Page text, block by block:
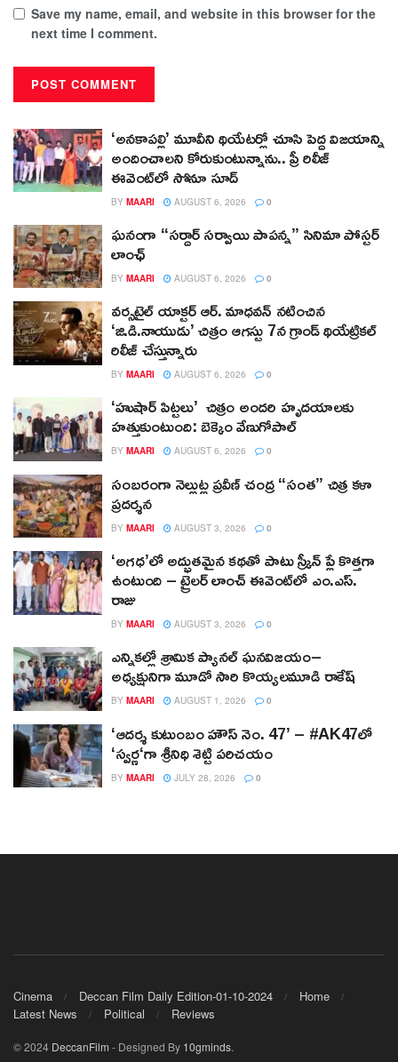
Save my name, email, and website in this browser for the
next time I comment.
‘అనకాపల్లి’ మూవీని థియేటర్లో చూసి పెద్ద విజయాన్ని
అందించాలని కోరుకుంటున్నాను.. ప్రీ రిలీజ్
ఈవెంట్‌లో సోనూ సూద్
BY MAARI AUGUST 6, 2026 0
ఘనంగా “సర్దార్ సర్వాయి పాపన్న” సినిమా పోస్టర్
లాంఛ్
BY MAARI AUGUST 6, 2026 0
వర్సటైల్ యాక్టర్ ఆర్‌. మాధవన్‌ నటించిన
‘జి.డి.నాయుడు’ చిత్రం ఆగస్టు 7న గ్రాండ్ థియేట్రికల్
రిలీజ్ చేస్తున్నారు
BY MAARI AUGUST 6, 2026 0
‘హుషార్‌ పిట్టలు’ చిత్రం అందరి హృదయాలకు
హత్తుకుంటుంది: బెక్కెం వేణుగోపాల్‌
BY MAARI AUGUST 6, 2026 0
సంబరంగా నెల్లుట్ల ప్రవీణ్ చంద్ర “సంత” చిత్ర కళా
ప్రదర్శన
BY MAARI AUGUST 3, 2026 0
‘అగధ’లో అద్భుతమైన కథతో పాటు స్క్రీన్ ప్లే కొత్తగా
ఉంటుంది – ట్రైలర్ లాంచ్ ఈవెంట్‌లో ఎం.ఎస్.
రాజు
BY MAARI AUGUST 3, 2026 0
ఎన్నికల్లో శ్రామిక ప్యానల్‌ ఘనవిజయం–
అధ్యక్షునిగా మూడో సారి కొయ్యలమూడి రాకేష్‌
BY MAARI AUGUST 1, 2026 0
‘ఆదర్శ కుటుంబం హౌస్ నెం. 47’ – #AK47లో
‘స్వర్ణ‘గా శ్రీనిధి శెట్టి పరిచయం
BY MAARI JULY 28, 2026 0
Cinema Deccan Film Daily Edition-01-10-2024
Home
Latest News
Political Reviews
© 2024 DeccanFilm - Designed By 10gminds.